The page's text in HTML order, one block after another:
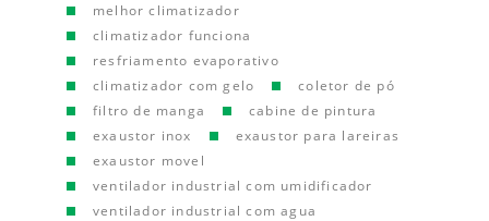
melhor climatizador
climatizador funciona
resfriamento evaporativo
climatizador com gelo
coletor de pó
filtro de manga
cabine de pintura
exaustor inox
exaustor para lareiras
exaustor movel
ventilador industrial com umidificador
ventilador industrial com agua